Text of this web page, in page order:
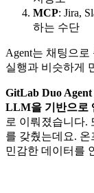
MCP: Jira,
하는 수단
Agent는 채팅으
실행과 비슷하게
GitLab Duo
LLM을 기반으로
로 이뤄졌습니다.
를 갖췄는데요.
민감한 데이터를